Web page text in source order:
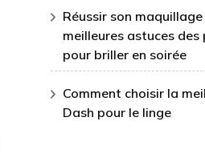
Réussir son
meilleures astuces
pour briller en soirée
Comment choisir la
Dash pour le linge